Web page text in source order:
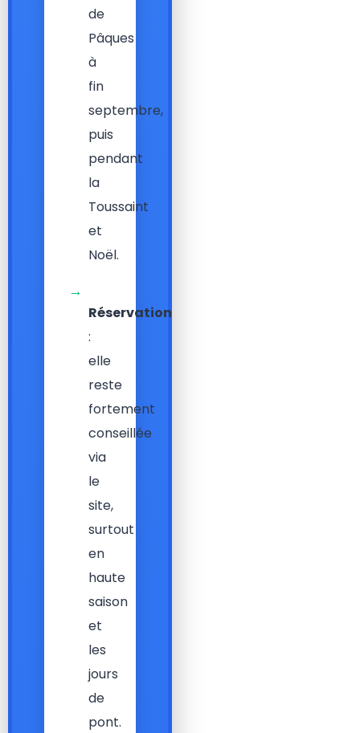
de
Pâques
à
fin
septembre,
puis
pendant
la
Toussaint
et
Noël.
→
Réservation
:
elle
reste
fortement
conseillée
via
le
site,
surtout
en
haute
saison
et
les
jours
de
pont.